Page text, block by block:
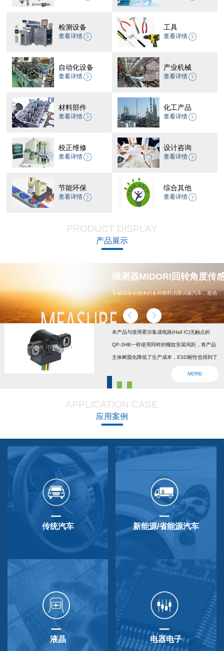
检测设备
查看详情
工具
查看详情
自动化设备
查看详情
产业机械
查看详情
材料部件
查看详情
化工产品
查看详情
校正维修
查看详情
设计咨询
查看详情
节能环保
查看详情
综合其他
查看详情
PRODUCT DISPLAY
产品展示
绿测器MIDORI回转角度传
车辆或移动物体的各种燃料消费试验汽车，发动
机，汽车配件，能源
本产品与使用霍尔集成电路(Hall IC)无触点的
QP-3HB一样使用同样的螺纹安装间距，将产品
主体树脂化降低了生产成本，ESD耐性也得到了
设回位弹簧，防震动防撞击功能强大，防尘防
QP-3HB标准相同。本产品在游船、铲运车的遥
控手柄、卡车离合器和换挡等方面要求较高的领
MORE
APPLICATION CASE
应用案例
传统汽车 新能源/省能源汽车
液晶 电器电子